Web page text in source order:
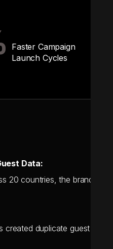
Faster Campaign
Launch Cycles
Data:
20 countries, the brand
created duplicate guest